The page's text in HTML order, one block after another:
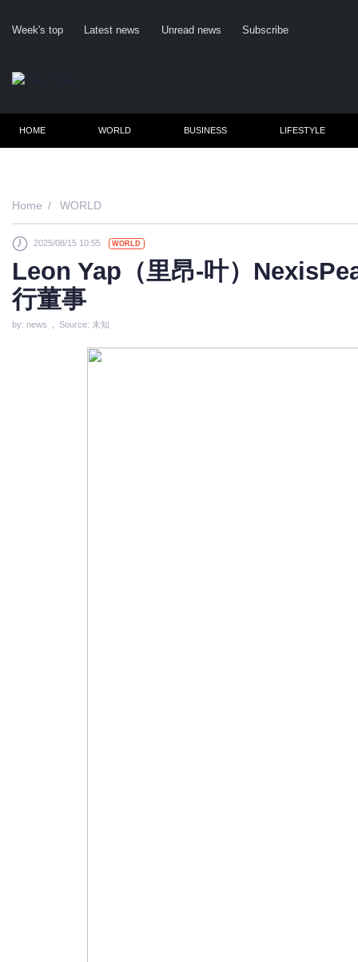
Week's top Latest news Unread news Subscribe
HOME WORLD BUSINESS LIFESTYLE
Home WORLD
2025/08/15 10:55 WORLD
Leon Yap（里昂-叶）
行董事
by: news , Source: 未知